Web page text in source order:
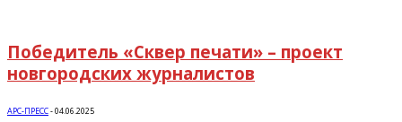
Победитель «Сквер печати» – проект
новгородских журналистов
АРС-ПРЕСС-04.06.2025